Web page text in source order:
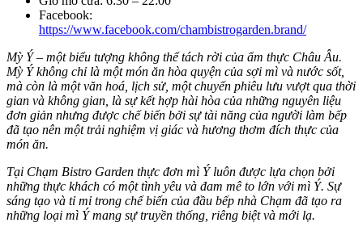
Facebook:
https://www.facebook.com/chambistrogarden.brand/
Mỳ Ý – một biểu tượng không thể tách rời của ẩm thực Châu Âu.
Mỳ Ý không chỉ là một món ăn hòa quyện của sợi mì và nước sốt,
mà còn là một văn hoá, lịch sử, một chuyến phiêu lưu vượt qua thời
gian và không gian, là sự kết hợp hài hòa của những nguyên liệu
đơn giản nhưng được chế biến bởi sự tài năng của người làm bếp
đã tạo nên một trải nghiệm vị giác và hương thơm đích thực của
món ăn.
Tại Chạm Bistro Garden thực đơn mì Ý luôn được lựa chọn bởi
những thực khách có một tình yêu và đam mê to lớn với mì Ý. Sự
sáng tạo và tỉ mỉ trong chế biến của đầu bếp nhà Chạm đã tạo ra
những loại mì Ý mang sự truyền thống, riêng biệt và mới lạ.